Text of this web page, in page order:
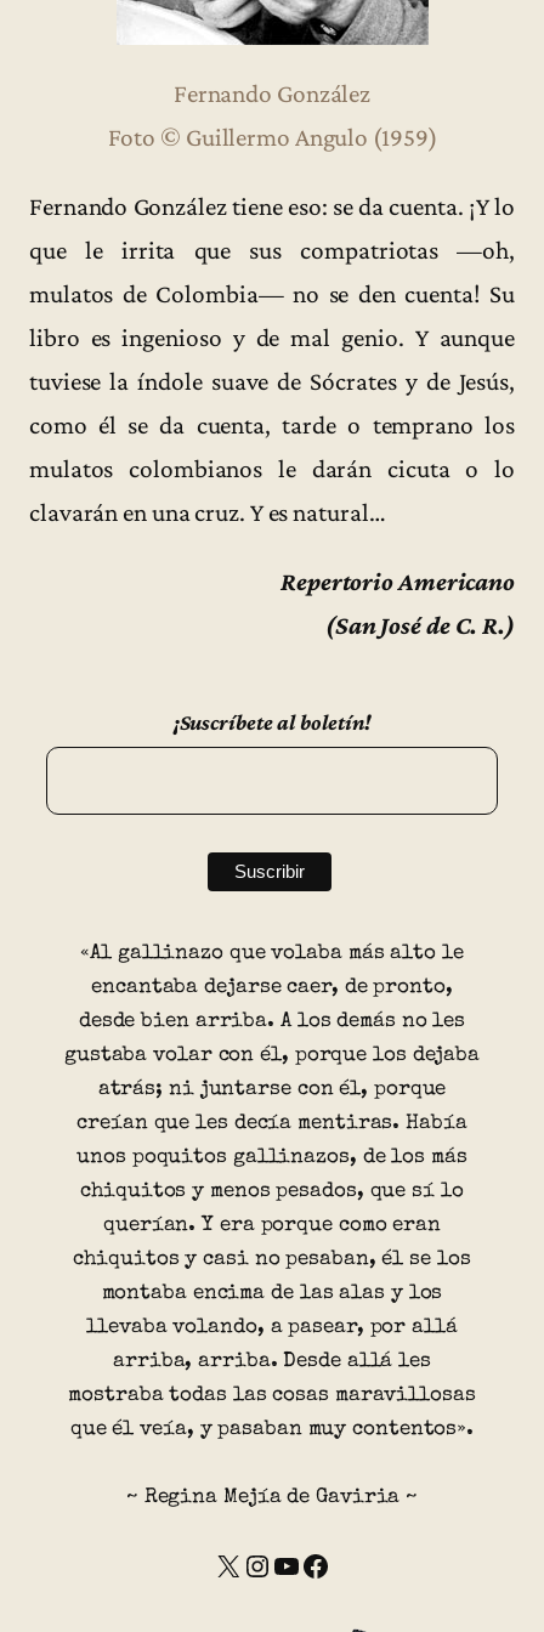
Fernando González
Foto © Guillermo Angulo (1959)
Fernando González tiene eso: se da cuenta. ¡Y lo
que le irrita que sus compatriotas —oh,
mulatos de Colombia— no se den cuenta! Su
libro es ingenioso y de mal genio. Y aunque
tuviese la índole suave de Sócrates y de Jesús,
como él se da cuenta, tarde o temprano los
mulatos colombianos le darán cicuta o lo
clavarán en una cruz. Y es natural…
Repertorio Americano
(San José de C. R.)
¡Suscríbete al boletín!
«Al gallinazo que volaba más alto le
encantaba dejarse caer, de pronto,
desde bien arriba. A los demás no les
gustaba volar con él, porque los dejaba
atrás; ni juntarse con él, porque
creían que les decía mentiras. Había
unos poquitos gallinazos, de los más
chiquitos y menos pesados, que sí lo
querían. Y era porque como eran
chiquitos y casi no pesaban, él se los
montaba encima de las alas y los
llevaba volando, a pasear, por allá
arriba, arriba. Desde allá les
mostraba todas las cosas maravillosas
que él veía, y pasaban muy contentos».
~ Regina Mejía de Gaviria ~
X Instagram YouTube Facebook